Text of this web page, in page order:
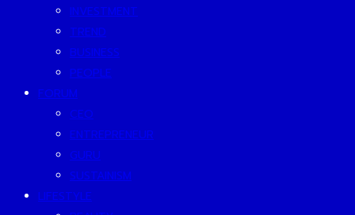
INVESTMENT
TREND
BUSINESS
PEOPLE
FORUM
CEO
ENTREPRENEUR
GURU
SUSTAINISM
LIFESTYLE